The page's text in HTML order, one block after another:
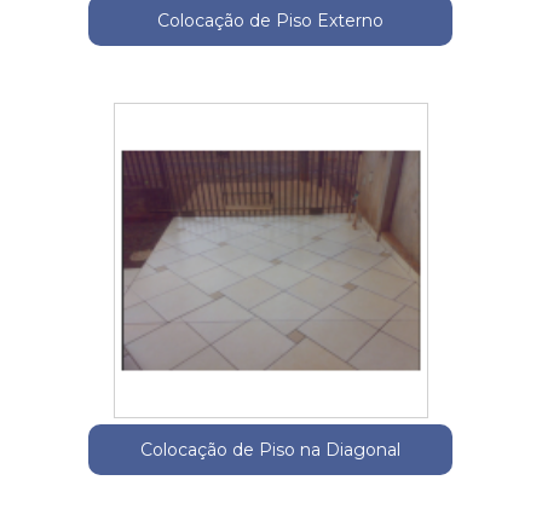
Colocação de Piso Externo
Colocação de Piso na Diagonal